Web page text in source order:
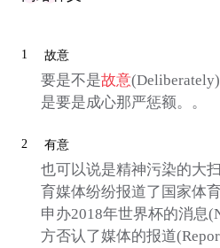
1 故意
要是不是故意
是要是成心那严惩额。。
2 有意
也可以说是精神污染的大
育媒体纷纷报道了国家体
申办2018年世界杯的消息
方否认了媒体的报道